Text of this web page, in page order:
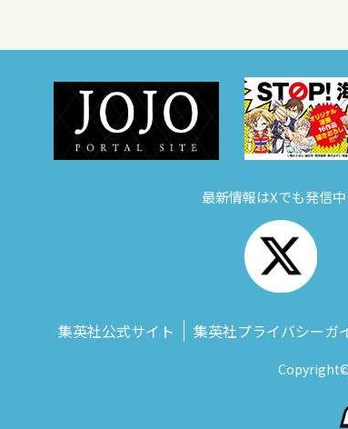
最新情報はXでも発信中
集英社公式サイト 集英社プライバシーガ